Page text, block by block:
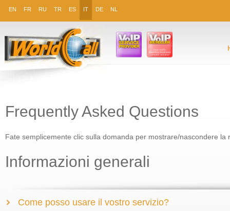
EN FR RU TR ES IT DE NL
Frequently Asked Questions
Fate semplicemente clic sulla domanda per mostrare/nascondere la
Informazioni generali
Come posso usare il vostro servizio?